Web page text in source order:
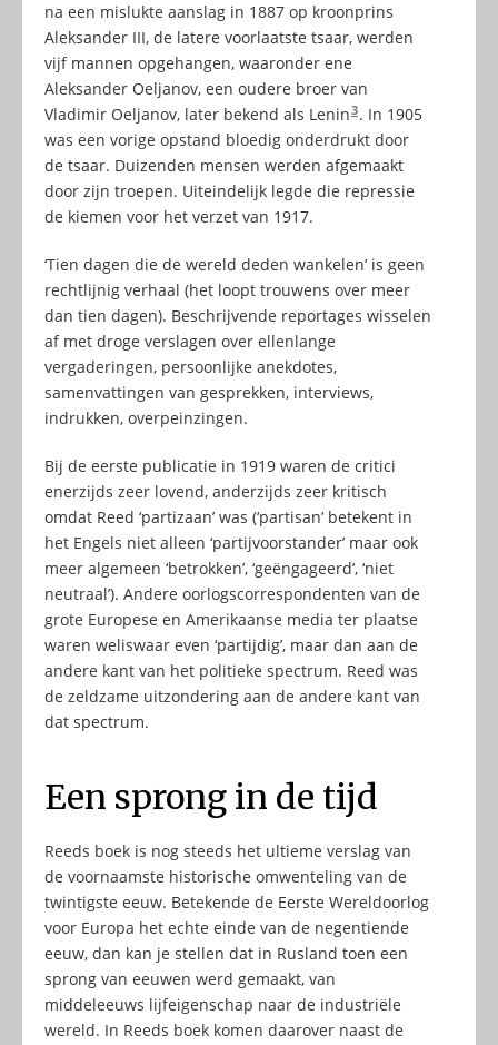
na een mislukte aanslag in 1887 op kroonprins
Aleksander III, de latere voorlaatste tsaar, werden
vijf mannen opgehangen, waaronder ene
Aleksander Oeljanov, een oudere broer van
Vladimir Oeljanov, later bekend als Lenin3. In 1905
was een vorige opstand bloedig onderdrukt door
de tsaar. Duizenden mensen werden afgemaakt
door zijn troepen. Uiteindelijk legde die repressie
de kiemen voor het verzet van 1917.
‘Tien dagen die de wereld deden wankelen’ is geen
rechtlijnig verhaal (het loopt trouwens over meer
dan tien dagen). Beschrijvende reportages wisselen
af met droge verslagen over ellenlange
vergaderingen, persoonlijke anekdotes,
samenvattingen van gesprekken, interviews,
indrukken, overpeinzingen.
Bij de eerste publicatie in 1919 waren de critici
enerzijds zeer lovend, anderzijds zeer kritisch
omdat Reed ‘partizaan’ was (‘partisan’ betekent in
het Engels niet alleen ‘partijvoorstander’ maar ook
meer algemeen ‘betrokken’, ‘geëngageerd’, ‘niet
neutraal’). Andere oorlogscorrespondenten van de
grote Europese en Amerikaanse media ter plaatse
waren weliswaar even ‘partijdig’, maar dan aan de
andere kant van het politieke spectrum. Reed was
de zeldzame uitzondering aan de andere kant van
dat spectrum.
Een sprong in de tijd
Reeds boek is nog steeds het ultieme verslag van
de voornaamste historische omwenteling van de
twintigste eeuw. Betekende de Eerste Wereldoorlog
voor Europa het echte einde van de negentiende
eeuw, dan kan je stellen dat in Rusland toen een
sprong van eeuwen werd gemaakt, van
middeleeuws lijfeigenschap naar de industriële
wereld. In Reeds boek komen daarover naast de